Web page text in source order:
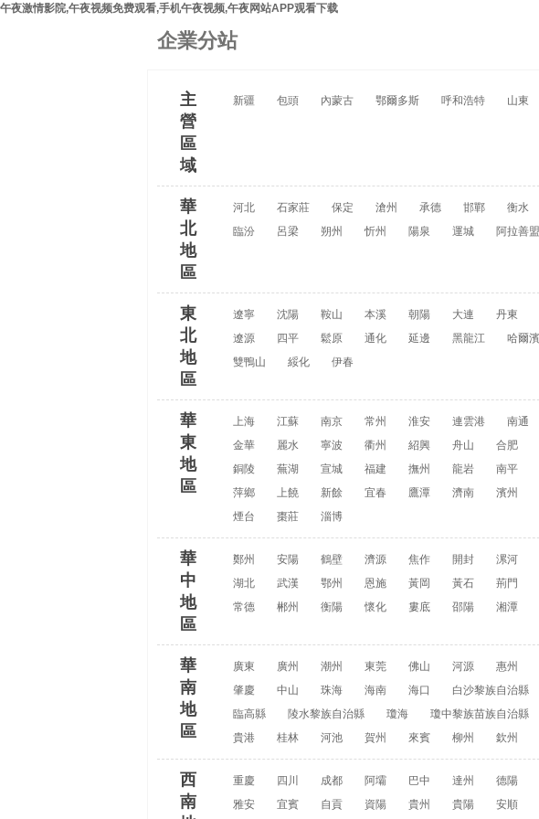
午夜激情影院,午夜视频免费观看,手机午夜视频,午夜网站APP观看下载
企業分站
主
營
區
域
新疆 包頭 內蒙古 鄂爾多斯 呼和浩特 山東
華
北
地
區
河北 石家莊 保定 滄州 承德 邯鄲 衡水
臨汾
呂梁 朔州 忻州 陽泉 運城 阿拉善盟
東
北
地
區
遼寧 沈陽 鞍山 本溪 朝陽 大連 丹東
遼源
四平 鬆原 通化 延邊 黑龍江 哈爾濱
雙鴨山
綏化 伊春
華
東
地
區
上海 江蘇 南京 常州 淮安 連雲港 南通
金華
麗水 寧波 衢州 紹興 舟山 合肥
銅陵
蕪湖 宣城 福建 撫州 龍岩 南平
萍鄉
上饒 新餘 宜春 鷹潭 濟南 濱州
煙台
棗莊 淄博
華
中
地
區
鄭州 安陽 鶴壁 濟源 焦作 開封 漯河
湖北
武漢 鄂州 恩施 黃岡 黃石 荊門
常德
郴州 衡陽 懷化 婁底 邵陽 湘潭
華
南
地
區
廣東 廣州 潮州 東莞 佛山 河源 惠州
肇慶
中山 珠海 海南 海口 白沙黎族自治縣
臨高縣
陵水黎族自治縣 瓊海 瓊中黎族苗族自治縣
貴港
桂林 河池 賀州 來賓 柳州 欽州
西
南
重慶 四川 成都 阿壩 巴中 達州 德陽
雅安
宜賓 自貢 資陽 貴州 貴陽 安順